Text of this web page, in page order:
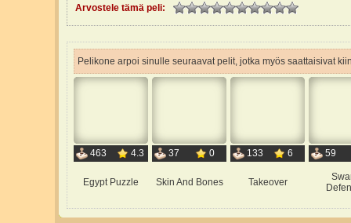
Arvostele tämä peli:
Pelikone arpoi sinulle seuraavat pelit, jotka myös saattaisivat
463 4.3
Egypt Puzzle
37 0
Skin And Bones
133 6
Takeover
59